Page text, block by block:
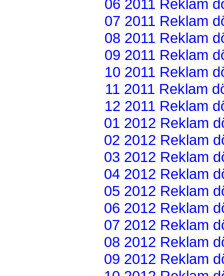
06 2011 Reklam
07 2011 Reklam
08 2011 Reklam
09 2011 Reklam
10 2011 Reklam
11 2011 Reklam
12 2011 Reklam
01 2012 Reklam
02 2012 Reklam
03 2012 Reklam
04 2012 Reklam
05 2012 Reklam
06 2012 Reklam
07 2012 Reklam
08 2012 Reklam
09 2012 Reklam